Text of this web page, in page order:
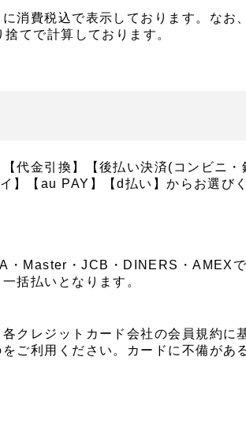
消費税込で表示しております。なお
てで計算しております。
代金引換】【後払い決済(コンビニ・
】【au PAY】【d払い】からお選びく
・Master・JCB・DINERS・AMEXで
括払いとなります。
クレジットカード会社の会員規約に
ご利用ください。カードに不備があ